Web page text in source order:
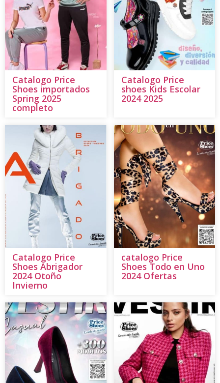
Catalogo Price
Shoes importados
Spring 2025
completo
Catalogo Price
shoes Kids Escolar
2024 2025
Catalogo Price
Shoes Abrigador
2024 Otoño
Invierno
catalogo Price
Shoes Todo en Uno
2024 Ofertas